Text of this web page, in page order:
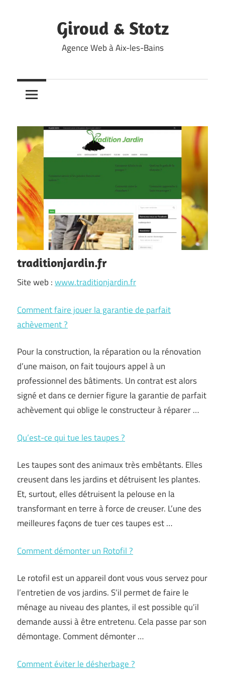
Giroud & Stotz
Agence Web à Aix-les-Bains
traditionjardin.fr
Site web :www.traditionjardin.fr
Comment faire jouer la garantie de parfait
achèvement ?
Pour la construction, la réparation ou la rénovation
d’une maison, on fait toujours appel à un
professionnel des bâtiments. Un contrat est alors
signé et dans ce dernier figure la garantie de parfait
achèvement qui oblige le constructeur à réparer …
Qu’est-ce qui tue les taupes ?
Les taupes sont des animaux très embêtants. Elles
creusent dans les jardins et détruisent les plantes.
Et, surtout, elles détruisent la pelouse en la
transformant en terre à force de creuser. L’une des
meilleures façons de tuer ces taupes est …
Comment démonter un Rotofil ?
Le rotofil est un appareil dont vous vous servez pour
l’entretien de vos jardins. S’il permet de faire le
ménage au niveau des plantes, il est possible qu’il
demande aussi à être entretenu. Cela passe par son
démontage. Comment démonter …
Comment éviter le désherbage ?